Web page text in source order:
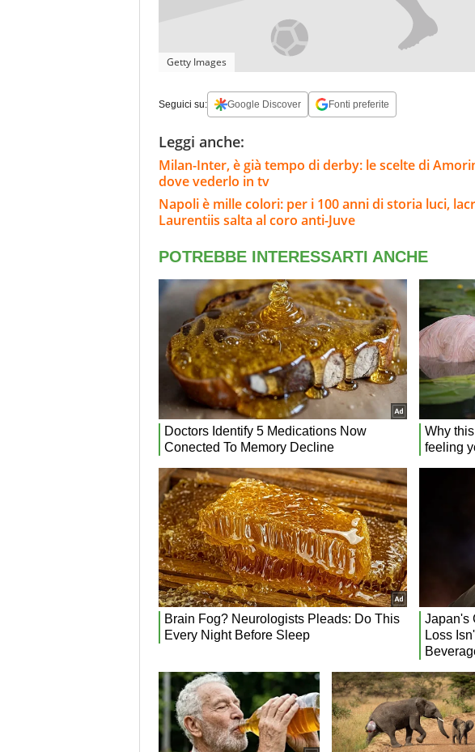
Getty Images
Seguici su: Google Discover Fonti preferite
Leggi anche:
Milan-Inter, è già tempo di derby: le scelte di
dove vederlo in tv
Napoli è mille colori: per i 100 anni di storia luci,
Laurentiis salta al coro anti-Juve